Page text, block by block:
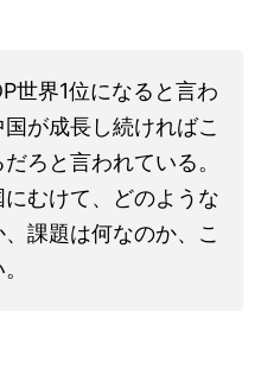
世界1位になると言わ
が成長し続ければこ
ろと言われている。
むけて、どのような
課題は何なのか、こ